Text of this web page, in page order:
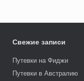
Свежие записи
Путевки на Фиджи
Путевки в Австралию